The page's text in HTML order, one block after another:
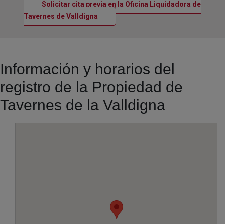
Solicitar cita previa en la Oficina Liquidadora de
Tavernes de Valldigna Ventana nueva
Información y horarios del
registro de la Propiedad de
Tavernes de la Valldigna